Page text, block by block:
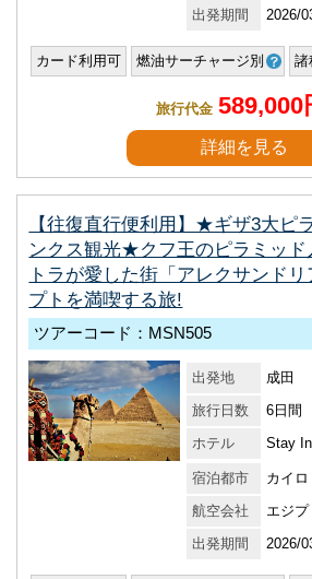
出発期間
2026/
カード利用可 燃油サーチャージ別 諸
旅行代金 589,000
詳細を見る
【往復直行便利用】★ギザ3大ピ
ンクス観光★クフ王のピラミッ
トラが愛した街「アレクサンド
プトを満喫する旅!
ツアーコード：MSN505
出発地
成田
旅行日数
6日間
ホテル
Stay
宿泊都市
カイ
航空会社
エジ
出発期間
2026/